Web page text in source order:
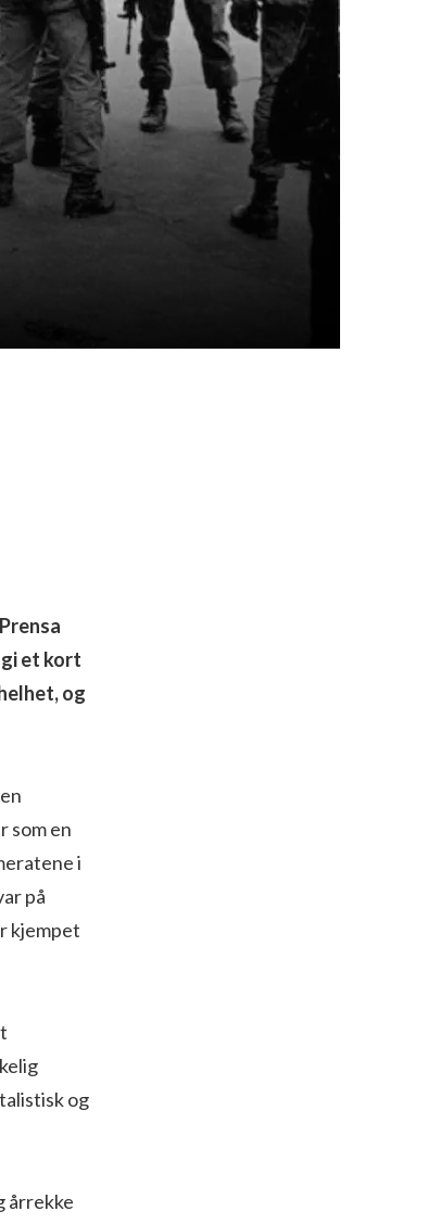
et kort
og
som en
i
på
kjempet
og
årrekke